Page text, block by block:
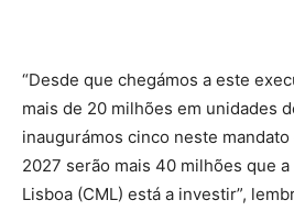
“Desde que chegámos a este
mais de 20 milhões em unidades
inaugurámos cinco neste
2027 serão mais 40 milhões que
Lisboa (CML) está a investir”,